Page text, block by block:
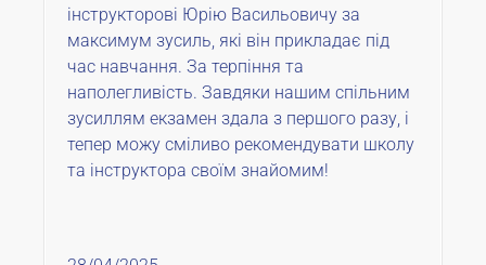
інструкторові Юрію Васильовичу за
максимум зусиль, які він прикладає під
час навчання. За терпіння та
наполегливість. Завдяки нашим спільним
зусиллям екзамен здала з першого разу, і
тепер можу сміливо рекомендувати школу
та інструктора своїм знайомим!